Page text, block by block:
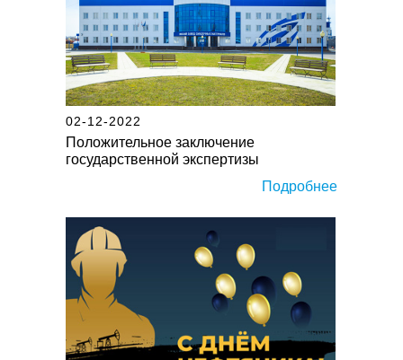
Положительное заключение
государственной экспертизы
Подробнее
02-12-2022